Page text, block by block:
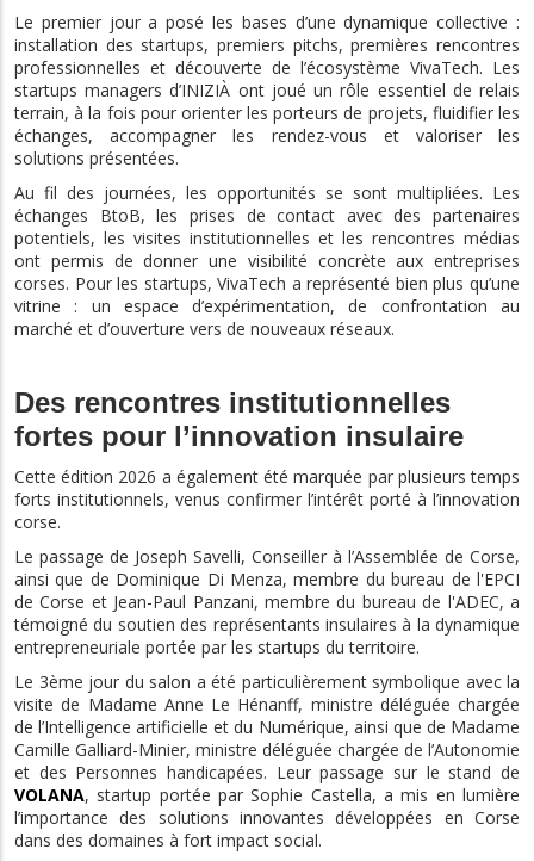
Le premier jour a posé les bases d’une dynamique collective :
installation des startups, premiers pitchs, premières rencontres
professionnelles et découverte de l’écosystème VivaTech. Les
startups managers d’INIZIÀ ont joué un rôle essentiel de relais
terrain, à la fois pour orienter les porteurs de projets, fluidifier les
échanges, accompagner les rendez-vous et valoriser les
solutions présentées.
Au fil des journées, les opportunités se sont multipliées. Les
échanges BtoB, les prises de contact avec des partenaires
potentiels, les visites institutionnelles et les rencontres médias
ont permis de donner une visibilité concrète aux entreprises
corses. Pour les startups, VivaTech a représenté bien plus qu’une
vitrine : un espace d’expérimentation, de confrontation au
marché et d’ouverture vers de nouveaux réseaux.
Des rencontres institutionnelles
fortes pour l’innovation insulaire
Cette édition 2026 a également été marquée par plusieurs temps
forts institutionnels, venus confirmer l’intérêt porté à l’innovation
corse.
Le passage de Joseph Savelli, Conseiller à l’Assemblée de Corse,
ainsi que de Dominique Di Menza, membre du bureau de l'EPCI
de Corse et Jean-Paul Panzani, membre du bureau de l'ADEC, a
témoigné du soutien des représentants insulaires à la dynamique
entrepreneuriale portée par les startups du territoire.
Le 3ème jour du salon a été particulièrement symbolique avec la
visite de Madame Anne Le Hénanff, ministre déléguée chargée
de l’Intelligence artificielle et du Numérique, ainsi que de Madame
Camille Galliard-Minier, ministre déléguée chargée de l’Autonomie
et des Personnes handicapées. Leur passage sur le stand de
VOLANA, startup portée par Sophie Castella, a mis en lumière
l’importance des solutions innovantes développées en Corse
dans des domaines à fort impact social.